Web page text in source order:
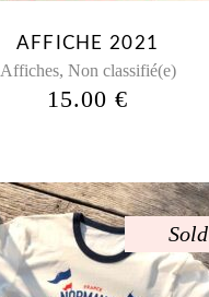
AFFICHE 2021
Affiches, Non classifié(e)
15.00€
Sold